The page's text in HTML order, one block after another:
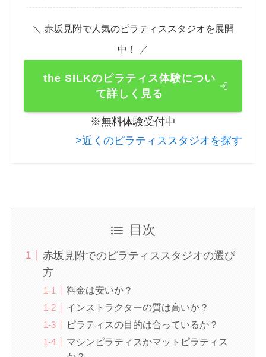
＼ 赤坂見附で人気のピラティススタジオを展開
中！ ／
the SILKのピラティス体験につい
て詳しく見る
※無料体験受付中
>近くのピラティススタジオを探す
目次
赤坂見附でのピラティススタジオの選び
方
料金は安いか？
インストラクターの質は高いか？
ピラティスの目的は合っているか？
マシンピラティスかマットピラティス